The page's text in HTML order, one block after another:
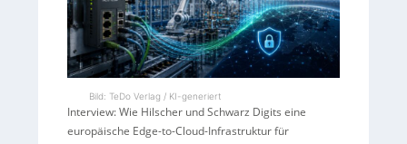
Bild: TeDo Verlag / KI-generiert
Interview: Wie Hilscher und Schwarz Digits eine
europäische Edge-to-Cloud-Infrastruktur für